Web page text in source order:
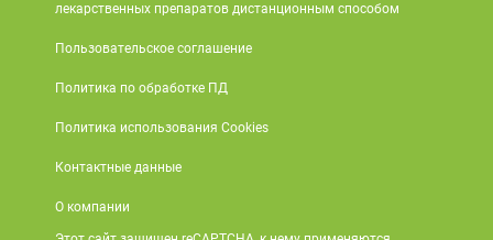
лекарственных препаратов дистанционным способом
Пользовательское соглашение
Политика по обработке ПД
Политика использования Cookies
Контактные данные
О компании